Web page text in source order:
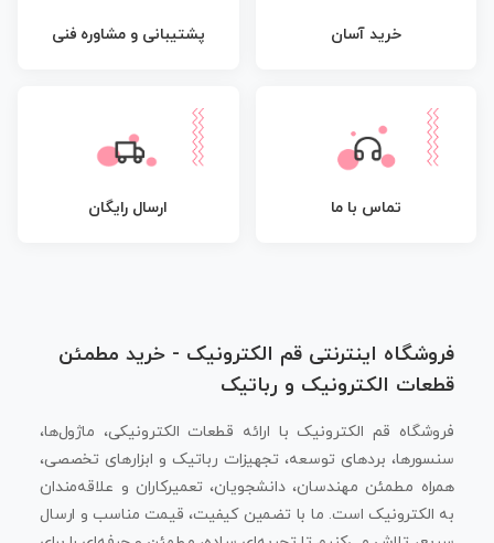
خرید آسان پشتیبانی و مشاوره فنی
تماس با ما ارسال رایگان
فروشگاه اینترنتی قم الکترونیک - خرید مطمئن
قطعات الکترونیک و رباتیک
فروشگاه قم الکترونیک با ارائه قطعات الکترونیکی، ماژول‌ها،
سنسورها، بردهای توسعه، تجهیزات رباتیک و ابزارهای تخصصی،
همراه مطمئن مهندسان، دانشجویان، تعمیرکاران و علاقه‌مندان
به الکترونیک است. ما با تضمین کیفیت، قیمت مناسب و ارسال